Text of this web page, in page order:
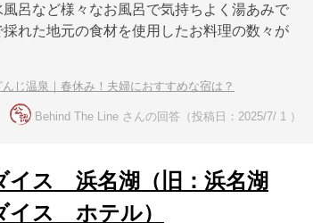
呂など様々なお風呂で気持ちよく湯あみで
れた地元の食材を使用したお料理の数々が
じ温泉｜春休み！夫婦におすすめな宿は？
Behind The Line さんの回答（投稿日：2025/7/ 1 ）
イス 浜名湖（旧：浜名湖
イス ホテル）